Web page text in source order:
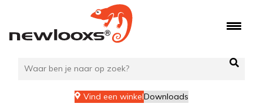
de
Vind een winkelDownloads